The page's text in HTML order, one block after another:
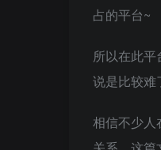
占的平台~
所以在此
说是比较难
相信不少人